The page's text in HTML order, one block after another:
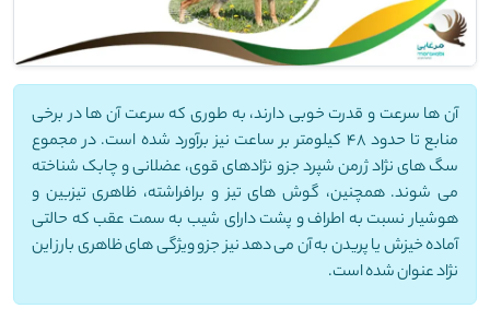
آن ها سرعت و قدرت خوبی دارند، به طوری که سرعت آن ها در برخی
منابع تا حدود 48 کیلومتر بر ساعت نیز برآورد شده است. در مجموع
سگ های نژاد ژرمن شپرد جزو نژادهای قوی، عضلانی و چابک شناخته
می شوند. همچنین، گوش های تیز و برافراشته، ظاهری تیزبین و
هوشیار نسبت به اطراف و پشت دارای شیب به سمت عقب که حالتی
آماده خیزش یا پریدن به آن می دهد نیز جزو ویژگی های ظاهری بارز این
نژاد عنوان شده است.